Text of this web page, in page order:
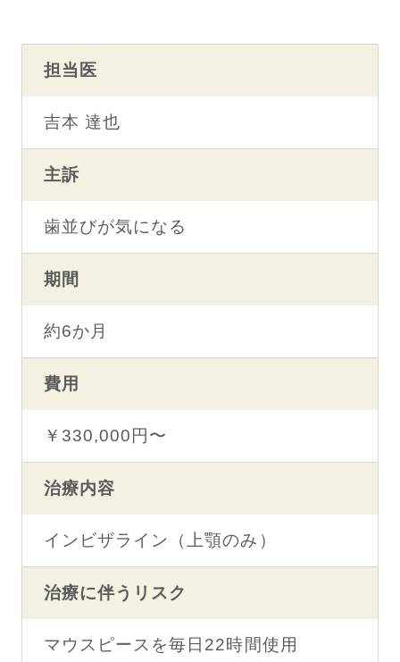
担当医
吉本 達也
主訴
歯並びが気になる
期間
約6か月
費用
￥330,000円〜
治療内容
インビザライン（上顎のみ）
治療に伴うリスク
マウスピースを毎日22時間使用